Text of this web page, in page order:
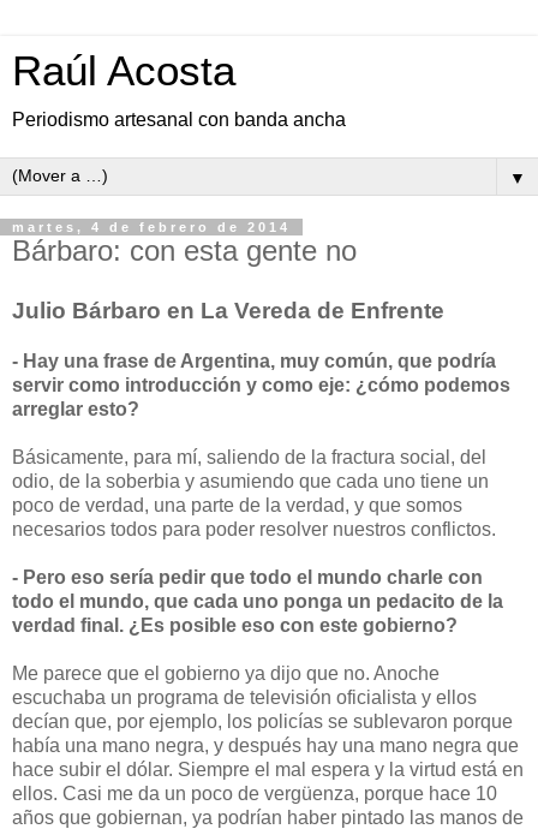
Raúl Acosta
Periodismo artesanal con banda ancha
▼
martes, 4 de febrero de 2014
Bárbaro: con esta gente no
Julio Bárbaro en La Vereda de Enfrente
- Hay una frase de Argentina, muy común, que podría
servir como introducción y como eje: ¿cómo podemos
arreglar esto?
Básicamente, para mí, saliendo de la fractura social, del
odio, de la soberbia y asumiendo que cada uno tiene un
poco de verdad, una parte de la verdad, y que somos
necesarios todos para poder resolver nuestros conflictos.
- Pero eso sería pedir que todo el mundo charle con
todo el mundo, que cada uno ponga un pedacito de la
verdad final. ¿Es posible eso con este gobierno?
Me parece que el gobierno ya dijo que no. Anoche
escuchaba un programa de televisión oficialista y ellos
decían que, por ejemplo, los policías se sublevaron porque
había una mano negra, y después hay una mano negra que
hace subir el dólar. Siempre el mal espera y la virtud está en
ellos. Casi me da un poco de vergüenza, porque hace 10
años que gobiernan, ya podrían haber pintado las manos de